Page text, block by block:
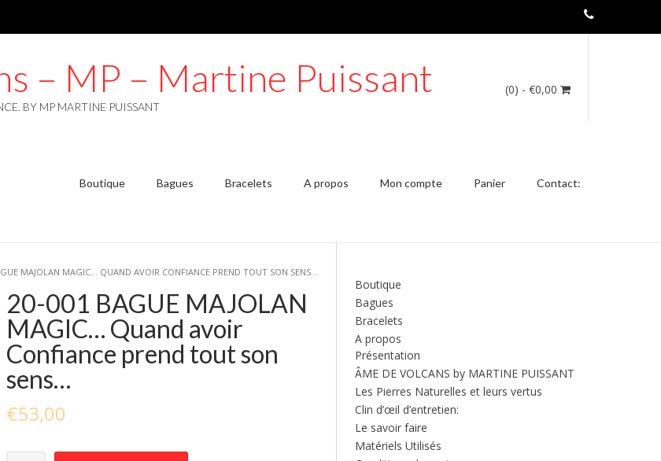
– MP – Martine Puissant
BY MP MARTINE PUISSANT
(0) - €0,00
Boutique Bagues Bracelets A propos Mon compte Panier Contact:
MAJOLAN MAGIC… QUAND AVOIR CONFIANCE PREND TOUT SON SENS…
20-001 BAGUE MAJOLAN
MAGIC… Quand avoir
Confiance prend tout son
sens…
€53,00
Boutique
Bagues
Bracelets
A propos
Présentation
ÂME DE VOLCANS by MARTINE PUISSANT
Les Pierres Naturelles et leurs vertus
Clin d’œil d’entretien:
Le savoir faire
Matériels Utilisés